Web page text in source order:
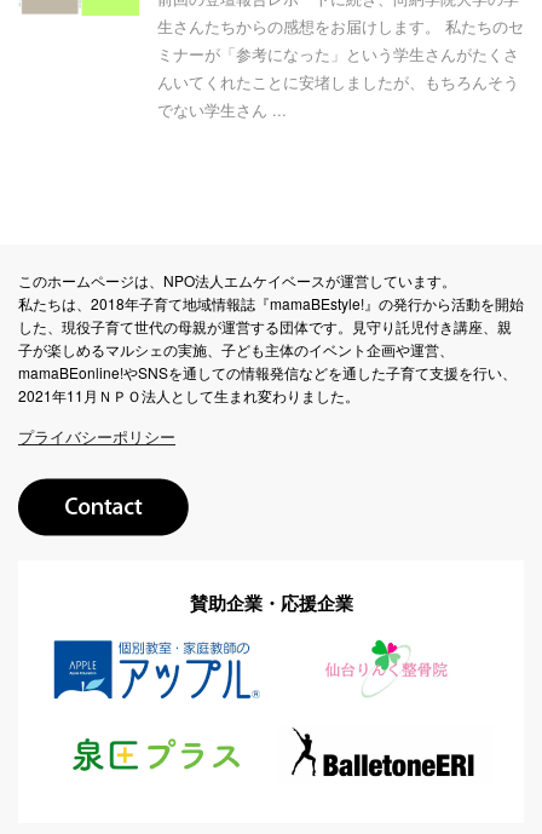
生さんたちからの感想をお届けします。 私たちのセ
ミナーが「参考になった」という学生さんがたくさ
んいてくれたことに安堵しましたが、もちろんそう
でない学生さん ...
このホームページは、NPO法人エムケイベースが運営しています。
私たちは、2018年子育て地域情報誌『mamaBEstyle!』の発行から活動を開始
した、現役子育て世代の母親が運営する団体です。見守り託児付き講座、親
子が楽しめるマルシェの実施、子ども主体のイベント企画や運営、
mamaBEonline!やSNSを通しての情報発信などを通した子育て支援を行い、
2021年11月ＮＰＯ法人として生まれ変わりました。
プライバシーポリシー
賛助企業・応援企業